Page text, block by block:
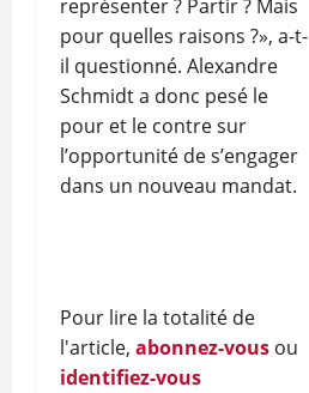
représenter ? Partir ? Mais
pour quelles raisons ?», a-t-
il questionné. Alexandre
Schmidt a donc pesé le
pour et le contre sur
l’opportunité de s’engager
dans un nouveau mandat.
Pour lire la totalité de
l'article, abonnez-vous ou
identifiez-vous